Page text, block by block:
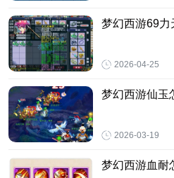
梦幻西游69力
2026-04-25
梦幻西游仙玉
2026-03-19
梦幻西游血耐